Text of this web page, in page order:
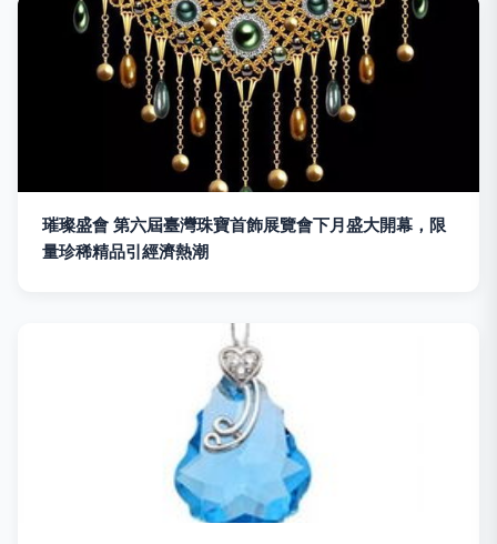
璀璨盛會 第六屆臺灣珠寶首飾展覽會下月盛大開幕，限
量珍稀精品引經濟熱潮